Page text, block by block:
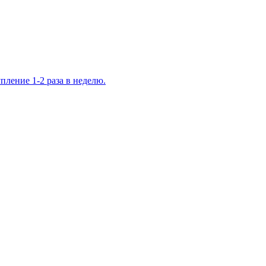
1-2 раза в неделю.